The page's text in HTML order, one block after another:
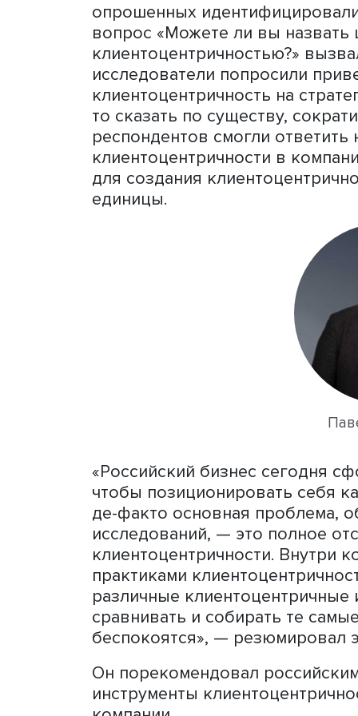
«Все известные метрики
количественные
упрощает общую картину.
мощно задействован
оцифруем все метрики,
неучтенная переменная,
компании или
Руководитель
Высшей школы бизнеса
исследовании, которое
качестве контрольной
компаний, в том числе
опрошенных
вопрос «Можете ли вы
исследователи
клиентоцентричность на
респондентов смогли
клиентоцентричности в
для создания
единицы.